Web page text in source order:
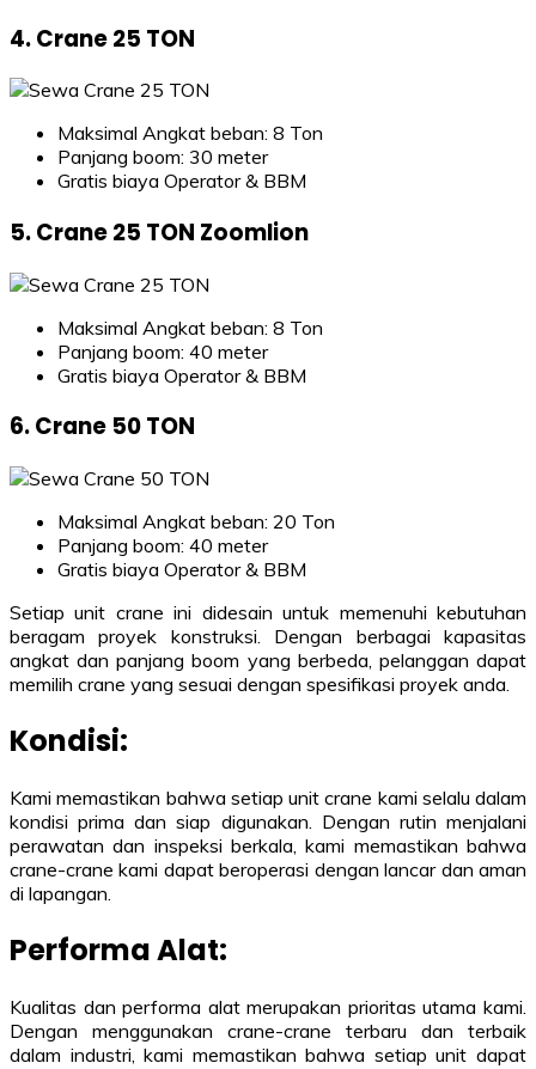
4. Crane 25 TON
Maksimal Angkat beban: 8 Ton
Panjang boom: 30 meter
Gratis biaya Operator & BBM
5. Crane 25 TON Zoomlion
Maksimal Angkat beban: 8 Ton
Panjang boom: 40 meter
Gratis biaya Operator & BBM
6. Crane 50 TON
Maksimal Angkat beban: 20 Ton
Panjang boom: 40 meter
Gratis biaya Operator & BBM
Setiap unit crane ini didesain untuk memenuhi kebutuhan
beragam proyek konstruksi. Dengan berbagai kapasitas
angkat dan panjang boom yang berbeda, pelanggan dapat
memilih crane yang sesuai dengan spesifikasi proyek anda.
Kondisi:
Kami memastikan bahwa setiap unit crane kami selalu dalam
kondisi prima dan siap digunakan. Dengan rutin menjalani
perawatan dan inspeksi berkala, kami memastikan bahwa
crane-crane kami dapat beroperasi dengan lancar dan aman
di lapangan.
Performa Alat:
Kualitas dan performa alat merupakan prioritas utama kami.
Dengan menggunakan crane-crane terbaru dan terbaik
dalam industri, kami memastikan bahwa setiap unit dapat